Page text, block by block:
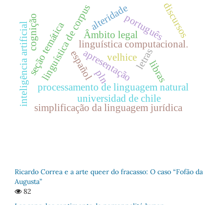
linguística de corpus
processamento de linguagem natural
linguística computacional.
inteligência artificial letras
apresentação
seção temática
cognição
universidad de chile
español
português
simplificação da linguagem jurídica
Âmbito legal
libras
pln
velhice
alteridade discursos
Ricardo Correa e a arte queer do fracasso: O caso “Fofão da
Augusta”
82